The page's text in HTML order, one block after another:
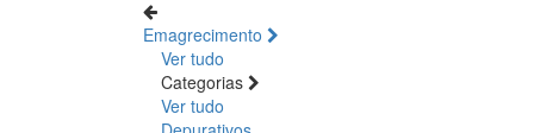
Emagrecimento
Ver tudo
Categorias
Ver tudo